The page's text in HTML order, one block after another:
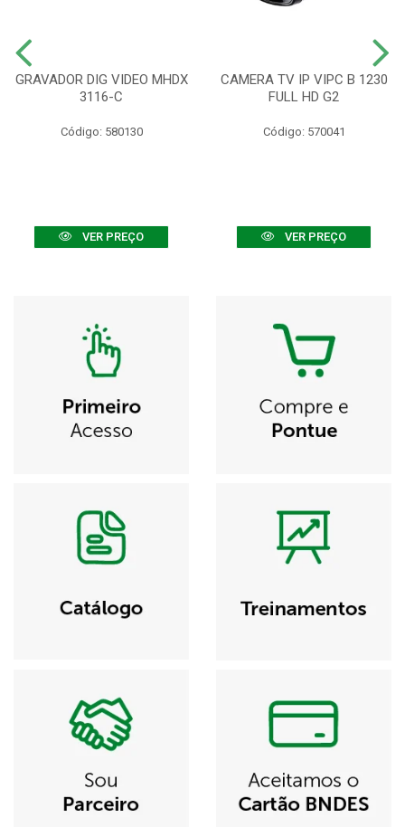
GRAVADOR DIG VIDEO MHDX
3116-C
Código: 580130
VER PREÇO
CAMERA TV IP VIPC B 1230
FULL HD G2
Código: 570041
VER PREÇO